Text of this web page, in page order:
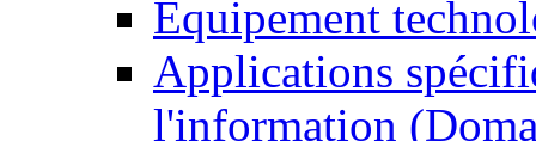
Equipement
Applications
l'information